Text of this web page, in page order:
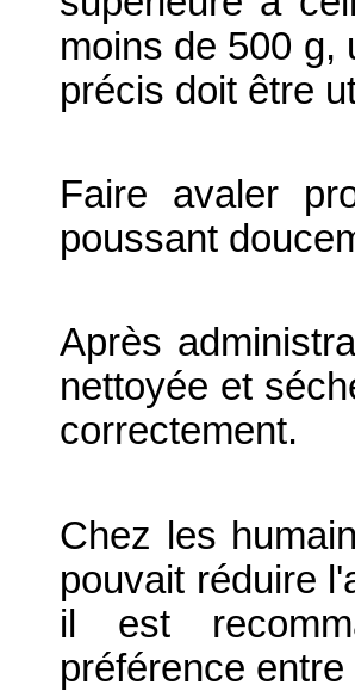
moins de 500 g,
précis doit être
Faire avaler
poussant
Après
nettoyée et
correctement.
Chez les
pouvait réduire
il est
préférence